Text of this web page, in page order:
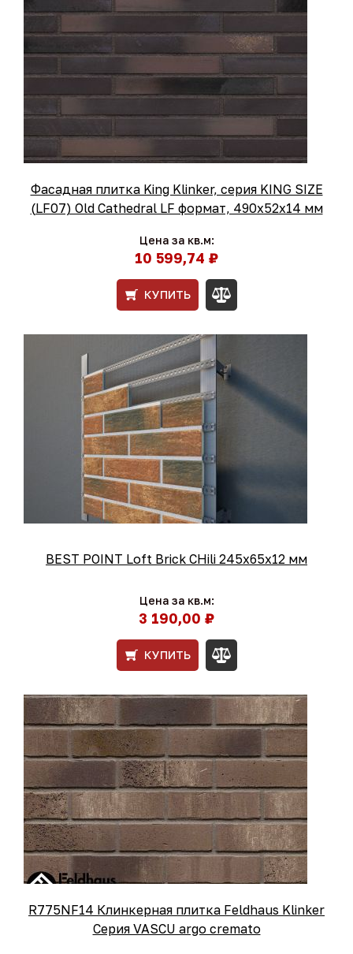
Фасадная плитка King Klinker, серия KING SIZE
(LF07) Old Cathedral LF формат, 490х52х14 мм
Цена за кв.м:
10 599,74 ₽
КУПИТЬ
BEST POINT Loft Brick CHili 245x65x12 мм
Цена за кв.м:
3 190,00 ₽
КУПИТЬ
R775NF14 Клинкерная плитка Feldhaus Klinker
Серия VASCU argo cremato